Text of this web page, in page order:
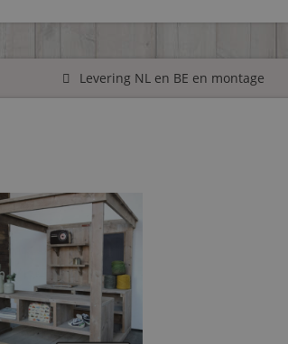
Levering NL en BE en montage